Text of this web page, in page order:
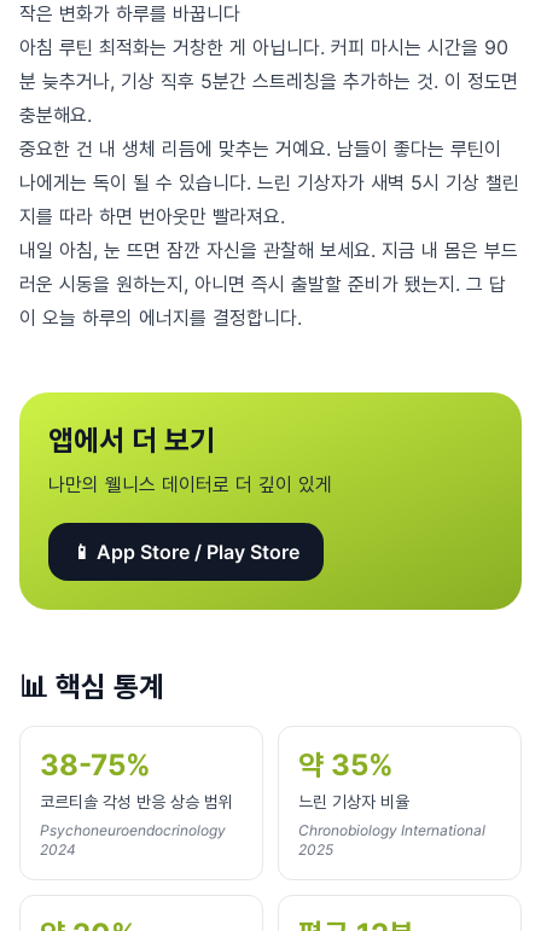
작은 변화가 하루를 바꿉니다
아침 루틴 최적화는 거창한 게 아닙니다. 커피 마시는 시간을 90
분 늦추거나, 기상 직후 5분간 스트레칭을 추가하는 것. 이 정도면
충분해요.
중요한 건 내 생체 리듬에 맞추는 거예요. 남들이 좋다는 루틴이
나에게는 독이 될 수 있습니다. 느린 기상자가 새벽 5시 기상 챌린
지를 따라 하면 번아웃만 빨라져요.
내일 아침, 눈 뜨면 잠깐 자신을 관찰해 보세요. 지금 내 몸은 부드
러운 시동을 원하는지, 아니면 즉시 출발할 준비가 됐는지. 그 답
이 오늘 하루의 에너지를 결정합니다.
앱에서 더 보기
나만의 웰니스 데이터로 더 깊이 있게
📱 App Store / Play Store
📊 핵심 통계
38-75%
코르티솔 각성 반응 상승 범위
Psychoneuroendocrinology
2024
약 35%
느린 기상자 비율
Chronobiology International
2025